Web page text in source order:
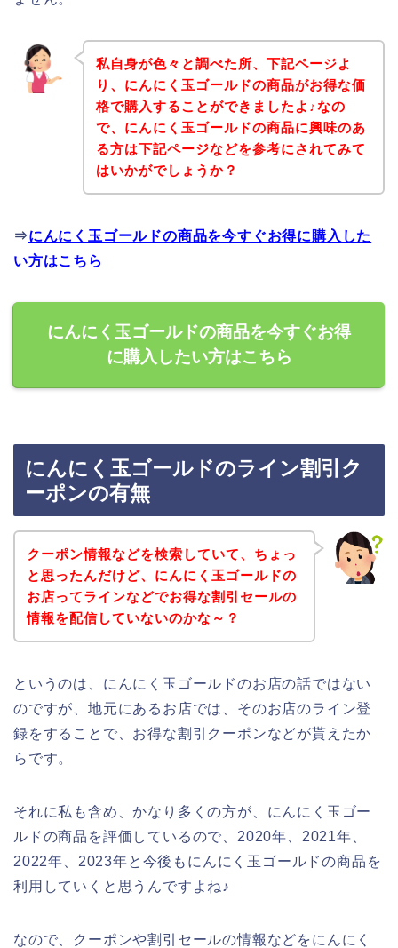
私自身が色々と調べた所、下記ページよ
り、にんにく玉ゴールドの商品がお得な価
格で購入することができましたよ♪なの
で、にんにく玉ゴールドの商品に興味のあ
る方は下記ページなどを参考にされてみて
はいかがでしょうか？
⇒にんにく玉ゴールドの商品を今すぐお得に購入した
い方はこちら
にんにく玉ゴールドの商品を今すぐお得
に購入したい方はこちら
にんにく玉ゴールドのライン割引ク
ーポンの有無
クーポン情報などを検索していて、ちょっ
と思ったんだけど、にんにく玉ゴールドの
お店ってラインなどでお得な割引セールの
情報を配信していないのかな～？
というのは、にんにく玉ゴールドのお店の話ではない
のですが、地元にあるお店では、そのお店のライン登
録をすることで、お得な割引クーポンなどが貰えたか
らです。
それに私も含め、かなり多くの方が、にんにく玉ゴー
ルドの商品を評価しているので、2020年、2021年、
2022年、2023年と今後もにんにく玉ゴールドの商品を
利用していくと思うんですよね♪
なので、クーポンや割引セールの情報などをにんにく